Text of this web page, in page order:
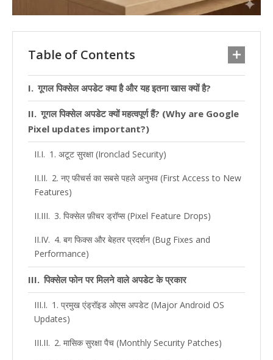
Table of Contents
गूगल पिक्सेल अपडेट क्या है और यह इतना खास क्यों है?
गूगल पिक्सेल अपडेट क्यों महत्वपूर्ण हैं? (Why are Google
Pixel updates important?)
1. अटूट सुरक्षा (Ironclad Security)
2. नए फीचर्स का सबसे पहले अनुभव (First Access to New
Features)
3. पिक्सेल फ़ीचर ड्रॉप्स (Pixel Feature Drops)
4. बग फिक्स और बेहतर प्रदर्शन (Bug Fixes and
Performance)
पिक्सेल फोन पर मिलने वाले अपडेट के प्रकार
1. प्रमुख एंड्रॉइड ओएस अपडेट (Major Android OS
Updates)
2. मासिक सुरक्षा पैच (Monthly Security Patches)